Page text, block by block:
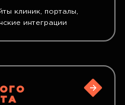
клиник, порталы,
интеграции